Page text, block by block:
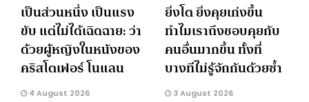
เป็นส่วนหนึ่ง เป็นแรง
ขับ แต่ไม่ได้เฉิดฉาย: ว่า
ด้วยผู้หญิงในหนังของ
คริสโตเฟอร์ โนแลน
4 August 2026
ยิ่งโต ยิ่งคุยเก่งขึ้น
ทำไมเราถึงชอบคุยกับ
คนอื่นมากขึ้น ทั้งที่
บางทีไม่รู้จักกันด้วยซ้ำ
3 August 2026